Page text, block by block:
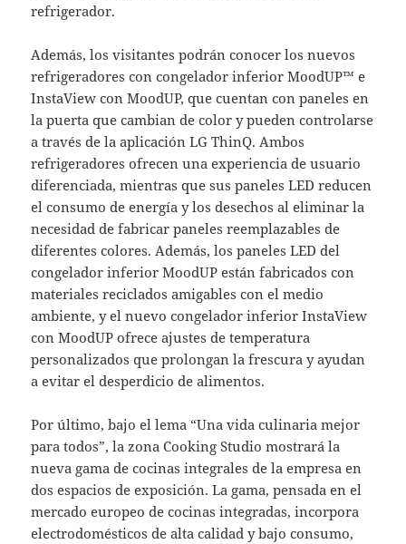
refrigerador.
Además, los visitantes podrán conocer los nuevos
refrigeradores con congelador inferior MoodUP™ e
InstaView con MoodUP, que cuentan con paneles en
la puerta que cambian de color y pueden controlarse
a través de la aplicación LG ThinQ. Ambos
refrigeradores ofrecen una experiencia de usuario
diferenciada, mientras que sus paneles LED reducen
el consumo de energía y los desechos al eliminar la
necesidad de fabricar paneles reemplazables de
diferentes colores. Además, los paneles LED del
congelador inferior MoodUP están fabricados con
materiales reciclados amigables con el medio
ambiente, y el nuevo congelador inferior InstaView
con MoodUP ofrece ajustes de temperatura
personalizados que prolongan la frescura y ayudan
a evitar el desperdicio de alimentos.
Por último, bajo el lema “Una vida culinaria mejor
para todos”, la zona Cooking Studio mostrará la
nueva gama de cocinas integrales de la empresa en
dos espacios de exposición. La gama, pensada en el
mercado europeo de cocinas integradas, incorpora
electrodomésticos de alta calidad y bajo consumo,